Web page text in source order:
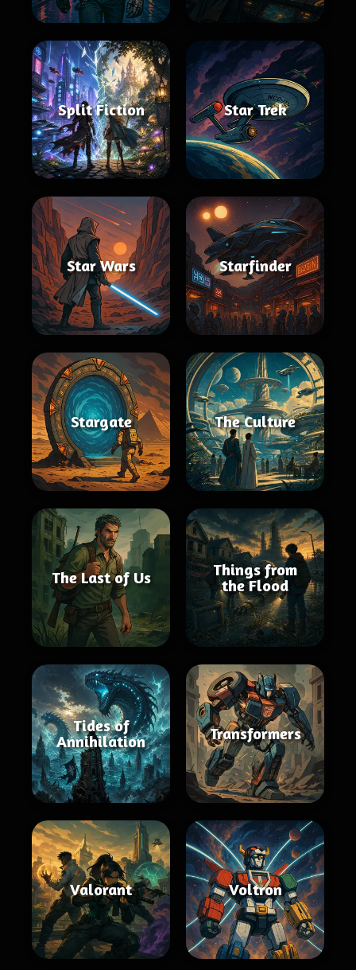
Split Fiction Star Trek
Star Wars Starfinder
Stargate The Culture
The Last of Us
Things from
the Flood
Tides of
Annihilation
Transformers
Valorant Voltron